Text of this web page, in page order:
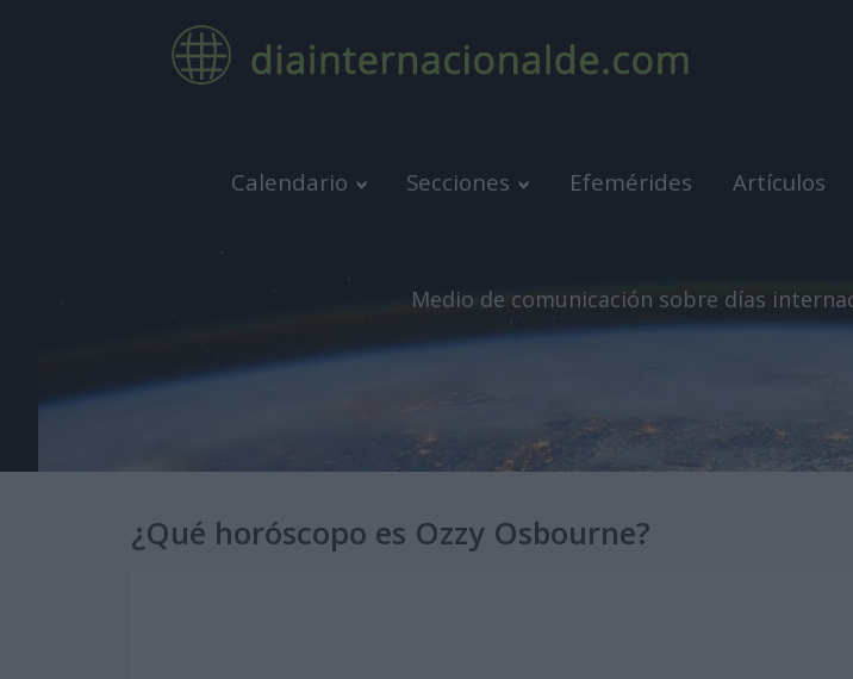
Calendario Secciones Efemérides Artículos
Medio de comunicación sobre días
¿Qué horóscopo es Ozzy Osbourne?